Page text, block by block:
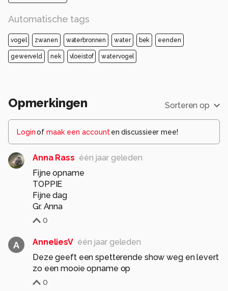
Automatische tags
vogel zwanen waterbronnen water bek eenden
gewerveld nek vloeistof watervogel
Opmerkingen Sorteren op
Loginof maak een account en discussieer mee!
Anna Rass één jaar geleden
Fijne opname
TOPPIE
Fijne dag
Gr. Anna
0
A AnneliesV één jaar geleden
Deze geeft een spetterende show weg en levert
zo een mooie opname op
0